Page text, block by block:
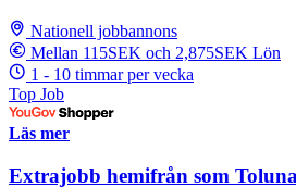
Nationell jobbannons
Mellan 115SEK och 2,875SEK Lön
1 - 10 timmar per vecka
Top Job
Läs mer
Extrajobb hemifrån som